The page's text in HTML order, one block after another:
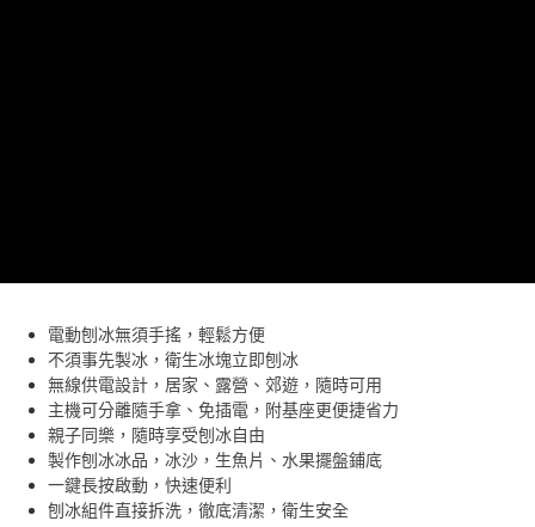
電動刨冰無須手搖，輕鬆方便
不須事先製冰，衛生冰塊立即刨冰
無線供電設計，居家、露營、郊遊，隨時可用
主機可分離隨手拿、免插電，附基座更便捷省力
親子同樂，隨時享受刨冰自由
製作刨冰冰品，冰沙，生魚片、水果擺盤鋪底
一鍵長按啟動，快速便利
刨冰組件直接拆洗，徹底清潔，衛生安全